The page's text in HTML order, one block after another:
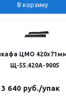
В корзину
ЦМО
Щ-55.420А-9005
3 640 руб./упак